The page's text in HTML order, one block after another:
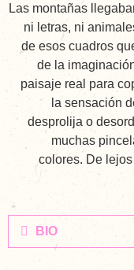
Las montañas
ni letras, ni
de esos cuadros
de la
paisaje real para
la sensación
desprolija o
muchas
colores. De
BIO